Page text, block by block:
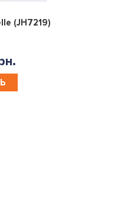
0
(JH7219)